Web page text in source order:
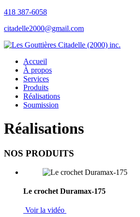
418 387-6058
citadelle2000@gmail.com
Accueil
À propos
Services
Produits
Réalisations
Soumission
Réalisations
NOS PRODUITS
Le crochet Duramax-175
Voir la vidéo